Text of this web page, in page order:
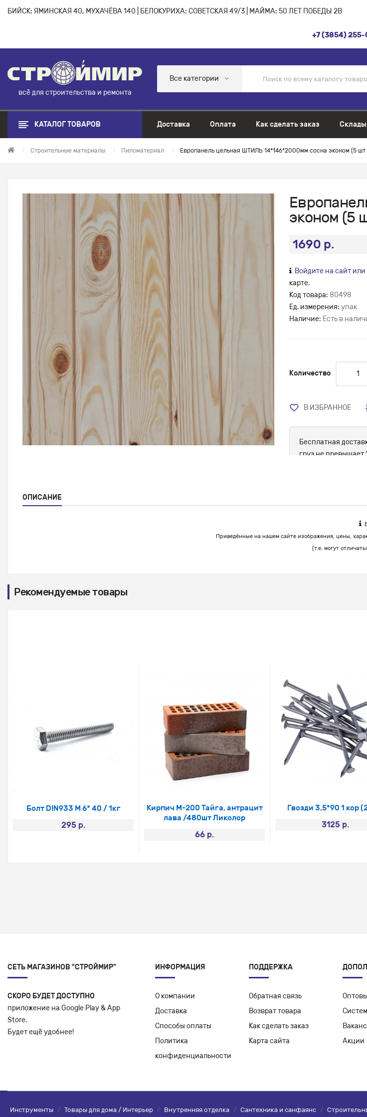
БИЙСК: ЯМИНСКАЯ 40, МУХАЧЁВА 140 | БЕЛОКУРИХА: СОВЕТСКАЯ 49/3 | МАЙМА: 50 ЛЕТ ПОБЕДЫ 2В
+7 (3854)
всё для строительства и ремонта
Все категории
КАТАЛОГ ТОВАРОВ Доставка Оплата Как сделать заказ Склады
Строительные материалы Пиломатериал Европанель цельная ШТИЛЬ 14*146*2000мм сосна эконом (5
эконом (5
1690 р.
Войдите на сайт
карте.
Код товара: 80498
Ед. измерения: упак
Наличие: Есть в
Количество
В ИЗБРАННОЕ
Бесплатная
груз не превышает
ОПИСАНИЕ
Приведённые на нашем сайте изображения, цены,
(т.е. могут
Рекомендуемые товары
Болт DIN933 М 6* 40 / 1кг
295 р.
Кирпич М-200 Тайга, антрацит
лава /480шт Ликолор
66 р.
Гвозди 3,5*90 1 кор
3125 р.
СЕТЬ МАГАЗИНОВ "СТРОЙМИР"
СКОРО БУДЕТ ДОСТУПНО
приложение на Google Play & App
Store.
Будет ещё удобнее!
ИНФОРМАЦИЯ
О компании
Доставка
Способы оплаты
Политика
конфиденциальности
ПОДДЕРЖКА
Обратная связь
Возврат товара
Как сделать заказ
Карта сайта
Акции
Инструменты / Товары для дома / Интерьер / Внутренняя отделка / Сантехника и санфаянс /